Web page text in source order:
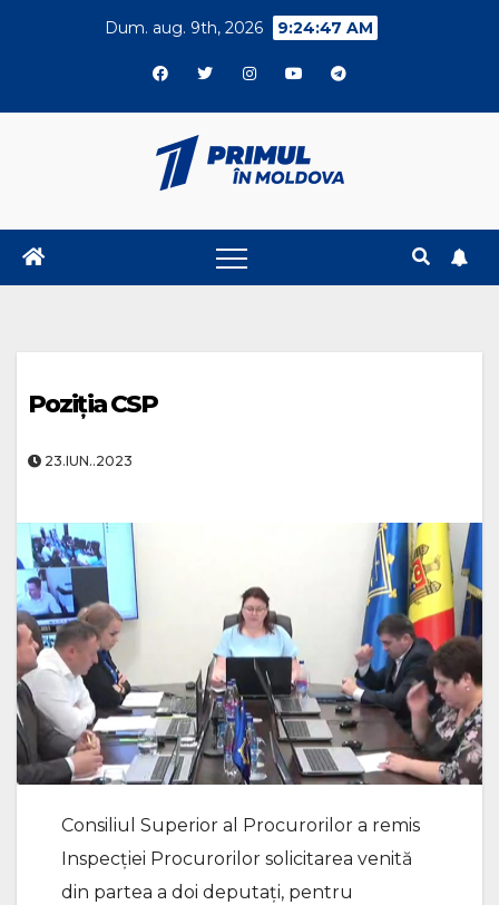
Dum. aug. 9th, 2026 9:24:47 AM
Poziția CSP
23.IUN..2023
Consiliul Superior al Procurorilor a remis
Inspecției Procurorilor solicitarea venită
din partea a doi deputați, pentru